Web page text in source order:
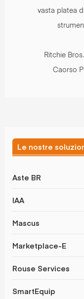
vasta platea
Ritchie
Caorso
Le nostre
Aste BR
IAA
Mascus
Marketplace-E
Rouse Services
SmartEquip